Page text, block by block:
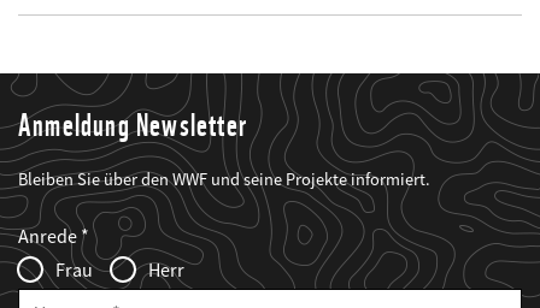
Anmeldung Newsletter
Bleiben Sie über den WWF und seine Projekte informiert.
Web2Case
Infofelder
Fieldset
anrede_name
Anrede
Frau
Herr